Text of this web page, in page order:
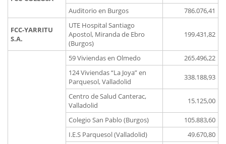
Auditorio en Burgos 786.076,41
FCC-YARRITU
S.A.
UTE Hospital Santiago
Apostol, Miranda de Ebro
(Burgos)
199.431,82
59 Viviendas en Olmedo
265.496,22
124 Viviendas “La Joya” en
Parquesol, Valladolid
338.188,93
Centro de Salud Canterac,
Valladolid
15.125,00
Colegio San Pablo (Burgos)
105.883,60
I.E.S Parquesol (Valladolid)
49.670,80